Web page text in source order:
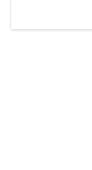
Der Weinbau